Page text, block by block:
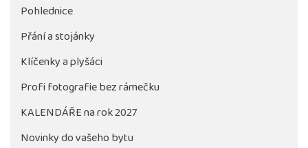
Tlačítko pro stažení fotografie bude aktivni až po
objednávky školy
Pohlednice
Přání a stojánky
Klíčenky a plyšáci
Profi fotografie bez rámečku
KALENDÁŘE na rok 2027
Novinky do vašeho bytu